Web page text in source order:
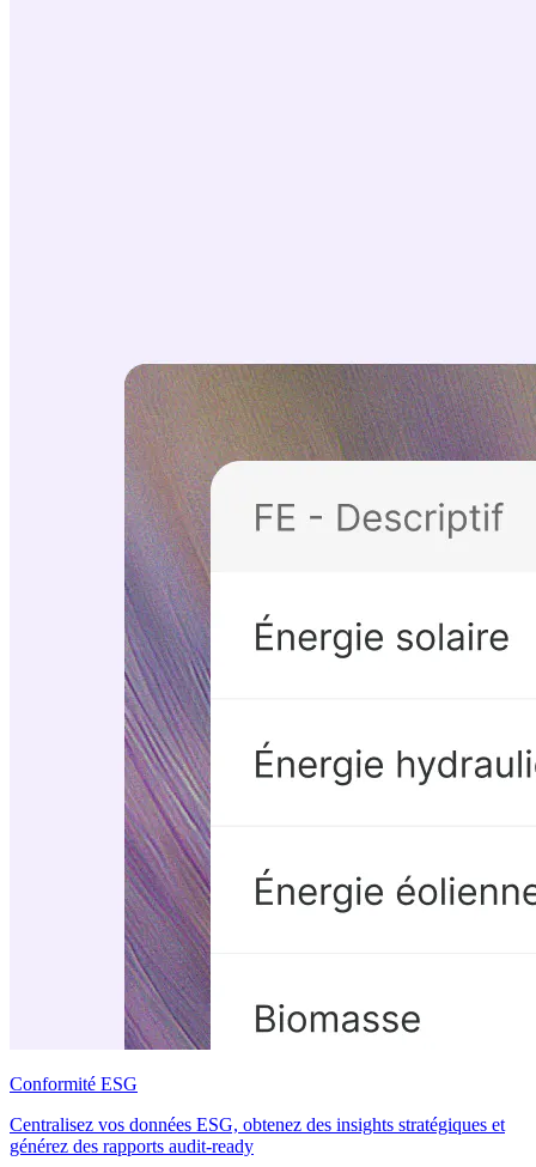
Conformité ESG
Centralisez vos données ESG, obtenez des insights stratégiques et
générez des rapports audit-ready